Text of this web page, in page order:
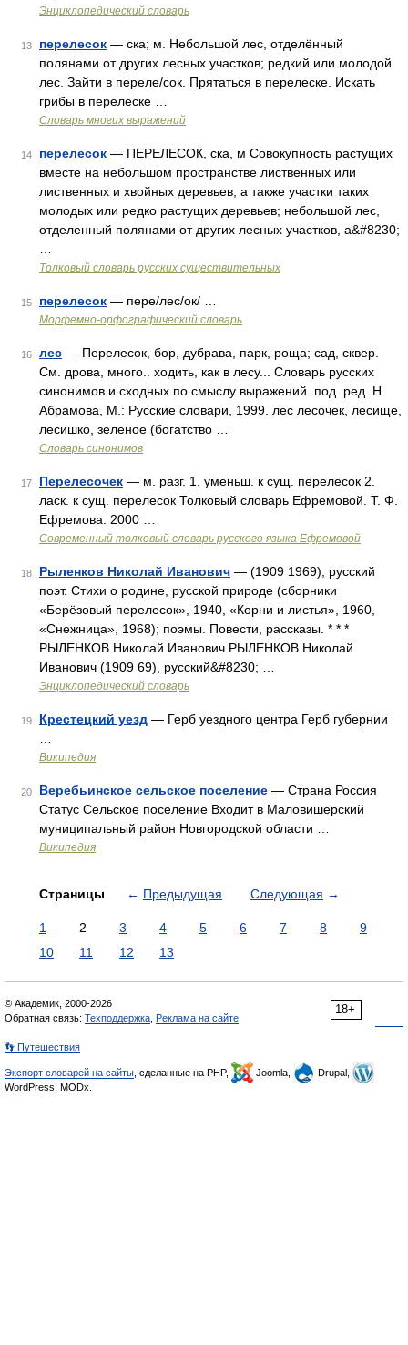
Энциклопедический словарь
13 перелесок — ска; м. Небольшой лес, отделённый
полянами от других лесных участков; редкий или молодой
лес. Зайти в переле/сок. Прятаться в перелеске. Искать
грибы в перелеске …
Словарь многих выражений
14 перелесок — ПЕРЕЛЕСОК, ска, м Совокупность растущих
вместе на небольшом пространстве лиственных или
лиственных и хвойных деревьев, а также участки таких
молодых или редко растущих деревьев; небольшой лес,
отделенный полянами от других лесных участков, а&#8230;
Толковый словарь русских существительных
15 перелесок — пере/лес/ок/ …
Морфемно-орфографический словарь
16 лес — Перелесок, бор, дубрава, парк, роща; сад, сквер.
См. дрова, много.. ходить, как в лесу... Словарь русских
синонимов и сходных по смыслу выражений. под. ред. Н.
Абрамова, М.: Русские словари, 1999. лес лесочек, лесище,
лесишко, зеленое (богатство …
Словарь синонимов
17 Перелесочек — м. разг. 1. уменьш. к сущ. перелесок 2.
ласк. к сущ. перелесок Толковый словарь Ефремовой. Т. Ф.
Ефремова. 2000 …
Современный толковый словарь русского языка Ефремовой
18 Рыленков Николай Иванович — (1909 1969), русский
поэт. Стихи о родине, русской природе (сборники
«Берёзовый перелесок», 1940, «Корни и листья», 1960,
«Снежница», 1968); поэмы. Повести, рассказы. * * *
РЫЛЕНКОВ Николай Иванович РЫЛЕНКОВ Николай
Иванович (1909 69), русский&#8230; …
Энциклопедический словарь
19 Крестецкий уезд — Герб уездного центра Герб губернии
Википедия
20 Веребьинское сельское поселение — Страна Россия
Статус Сельское поселение Входит в Маловишерский
муниципальный район Новгородской области …
Википедия
Страницы ← Предыдущая Следующая →
1 2 3 4 5 6 7 8
9
10
11 12 13
18+
© Академик, 2000-2026
Обратная связь: Техподдержка Реклама на сайте
👣 Путешествия
Экспорт словарей на сайты , сделанные на PHP, Joomla,
Drupal,
WordPress, MODx.